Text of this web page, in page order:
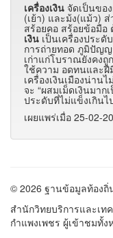
เครื่องเงิน จัดเป็นขอ
(เย้า) และม้ง(แม้ว)
สร้อยคอ สร้อยข้อมือ
เงิน เป็นเครื่องประ
การถ่ายทอด ภูมิปัญญ
เก่าแก่โบราณยังคงถู
ใช้ความ อดทนและฝี
เครื่องเงินเมืองน่าน
จะ “ผสมเม็ดเงินมาก
ประดับที่ไม่แข็งเกินไ
เผยแพร่เมื่อ 25-02-
© 2026 ฐานข้อมูลท้องถิ่
สำนักวิทยบริการและเ
กำแพงเพชร ผู้เข้าชมทั้ง